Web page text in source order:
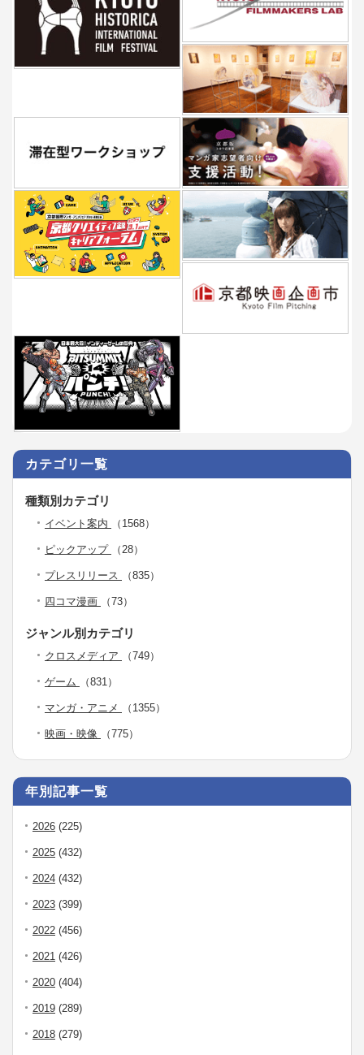
カテゴリ一覧
種類別カテゴリ
イベント案内 （1568）
ピックアップ （28）
プレスリリース （835）
四コマ漫画 （73）
ジャンル別カテゴリ
クロスメディア （749）
ゲーム （831）
マンガ・アニメ （1355）
映画・映像 （775）
年別記事一覧
2026 (225)
2025 (432)
2024 (432)
2023 (399)
2022 (456)
2021 (426)
2020 (404)
2019 (289)
2018 (279)